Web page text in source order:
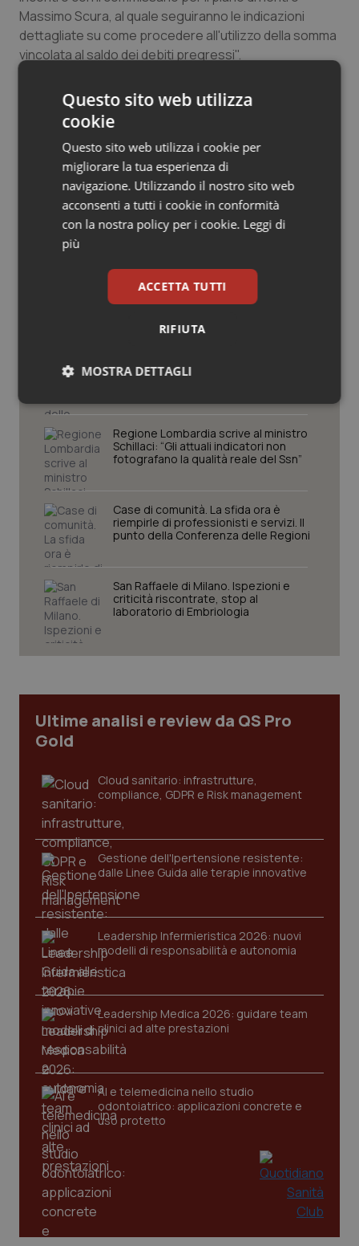
Salute orale & impianti
Sangue & coagulazione
Tiroide
Tumore al seno
Tumore ovarico
Tumori del Polmone & Testa Collo
Tumori gastrointestinali
Ulcera & Reflusso
Massimo Scura, al quale seguiranno le indicazioni
dettagliate su come procedere all'utilizzo della somma
vincolata al saldo dei debiti pregressi".
27 Aprile 2015
© Riproduzione riservata
Potrebbe interessarti in
Calabria
Spallanzani: capire la ricerca per
Regione Lombardia scrive al ministro
Schillaci: “Gli attuali indicatori non
fotografano la qualità reale del Ssn”
Case di comunità. La sfida ora è
riempirle di professionisti e servizi. Il
punto della Conferenza delle Regioni
San Raffaele di Milano. Ispezioni e
criticità riscontrate, stop al
laboratorio di Embriologia
Ultime analisi e review da QS Pro
Gold
Cloud sanitario: infrastrutture,
compliance, GDPR e Risk management
Gestione dell'Ipertensione resistente:
dalle Linee Guida alle terapie innovative
Leadership Infermieristica 2026: nuovi
modelli di responsabilità e autonomia
Leadership Medica 2026: guidare team
clinici ad alte prestazioni
AI e telemedicina nello studio
odontoiatrico: applicazioni concrete e
uso protetto
Questo sito web utilizza
cookie
Questo sito web utilizza i cookie per
migliorare la tua esperienza di
navigazione. Utilizzando il nostro sito web
acconsenti a tutti i cookie in conformità
con la nostra policy per i cookie. Leggi di
più
ACCETTA TUTTI
RIFIUTA
MOSTRA DETTAGLI
Necessari Statistici Marketing
Necessari Statistici Marketing
protette del sito. Il sito web non è in grado di
funzionare correttamente senza questi cookie.
Nome
VISITOR_PRIVACY_METADATA
.youtube.com
CookieScriptConsent
www.quotidianosanita.it
tracking-sites-ironfish-
tracking-enable
www.quotidianosanita.it
tracking-sites-ironfish-
session-id
www.quotidianosanita.it